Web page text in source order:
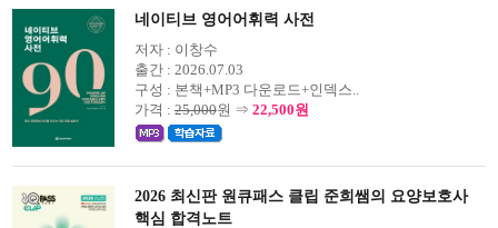
네이티브 영어어휘력 사전
저자 : 이창수
출간 : 2026.07.03
구성 : 본책+MP3 다운로드+인덱스..
가격 : 25,000원 ⇒ 22,500원
2026 최신판 원큐패스 클립 준희쌤의 요양보호사
핵심 합격노트